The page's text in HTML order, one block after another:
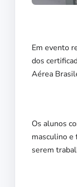
Em evento
dos
Aérea
Os alunos
masculino e
serem